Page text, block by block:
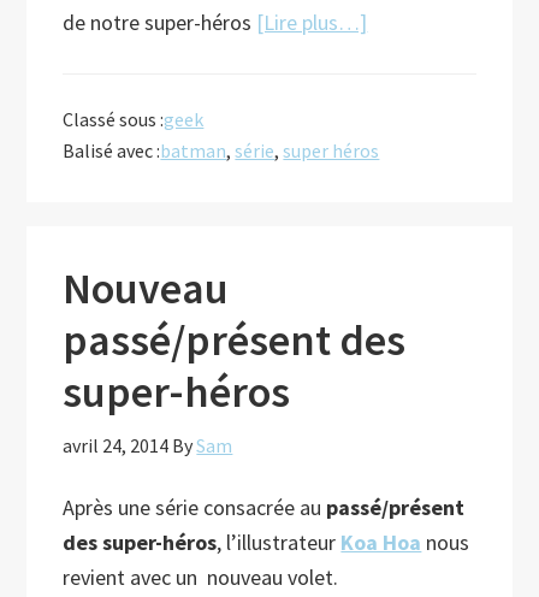
de notre super-héros [Lire plus…]
intriguante
Classé sous :geek
Balisé avec :batman,série,super héros
Nouveau
passé/présent des
super-héros
avril 24, 2014 BySam
Après une série consacrée au passé/présent
des super-héros, l’illustrateur Koa Hoa nous
revient avec un nouveau volet.